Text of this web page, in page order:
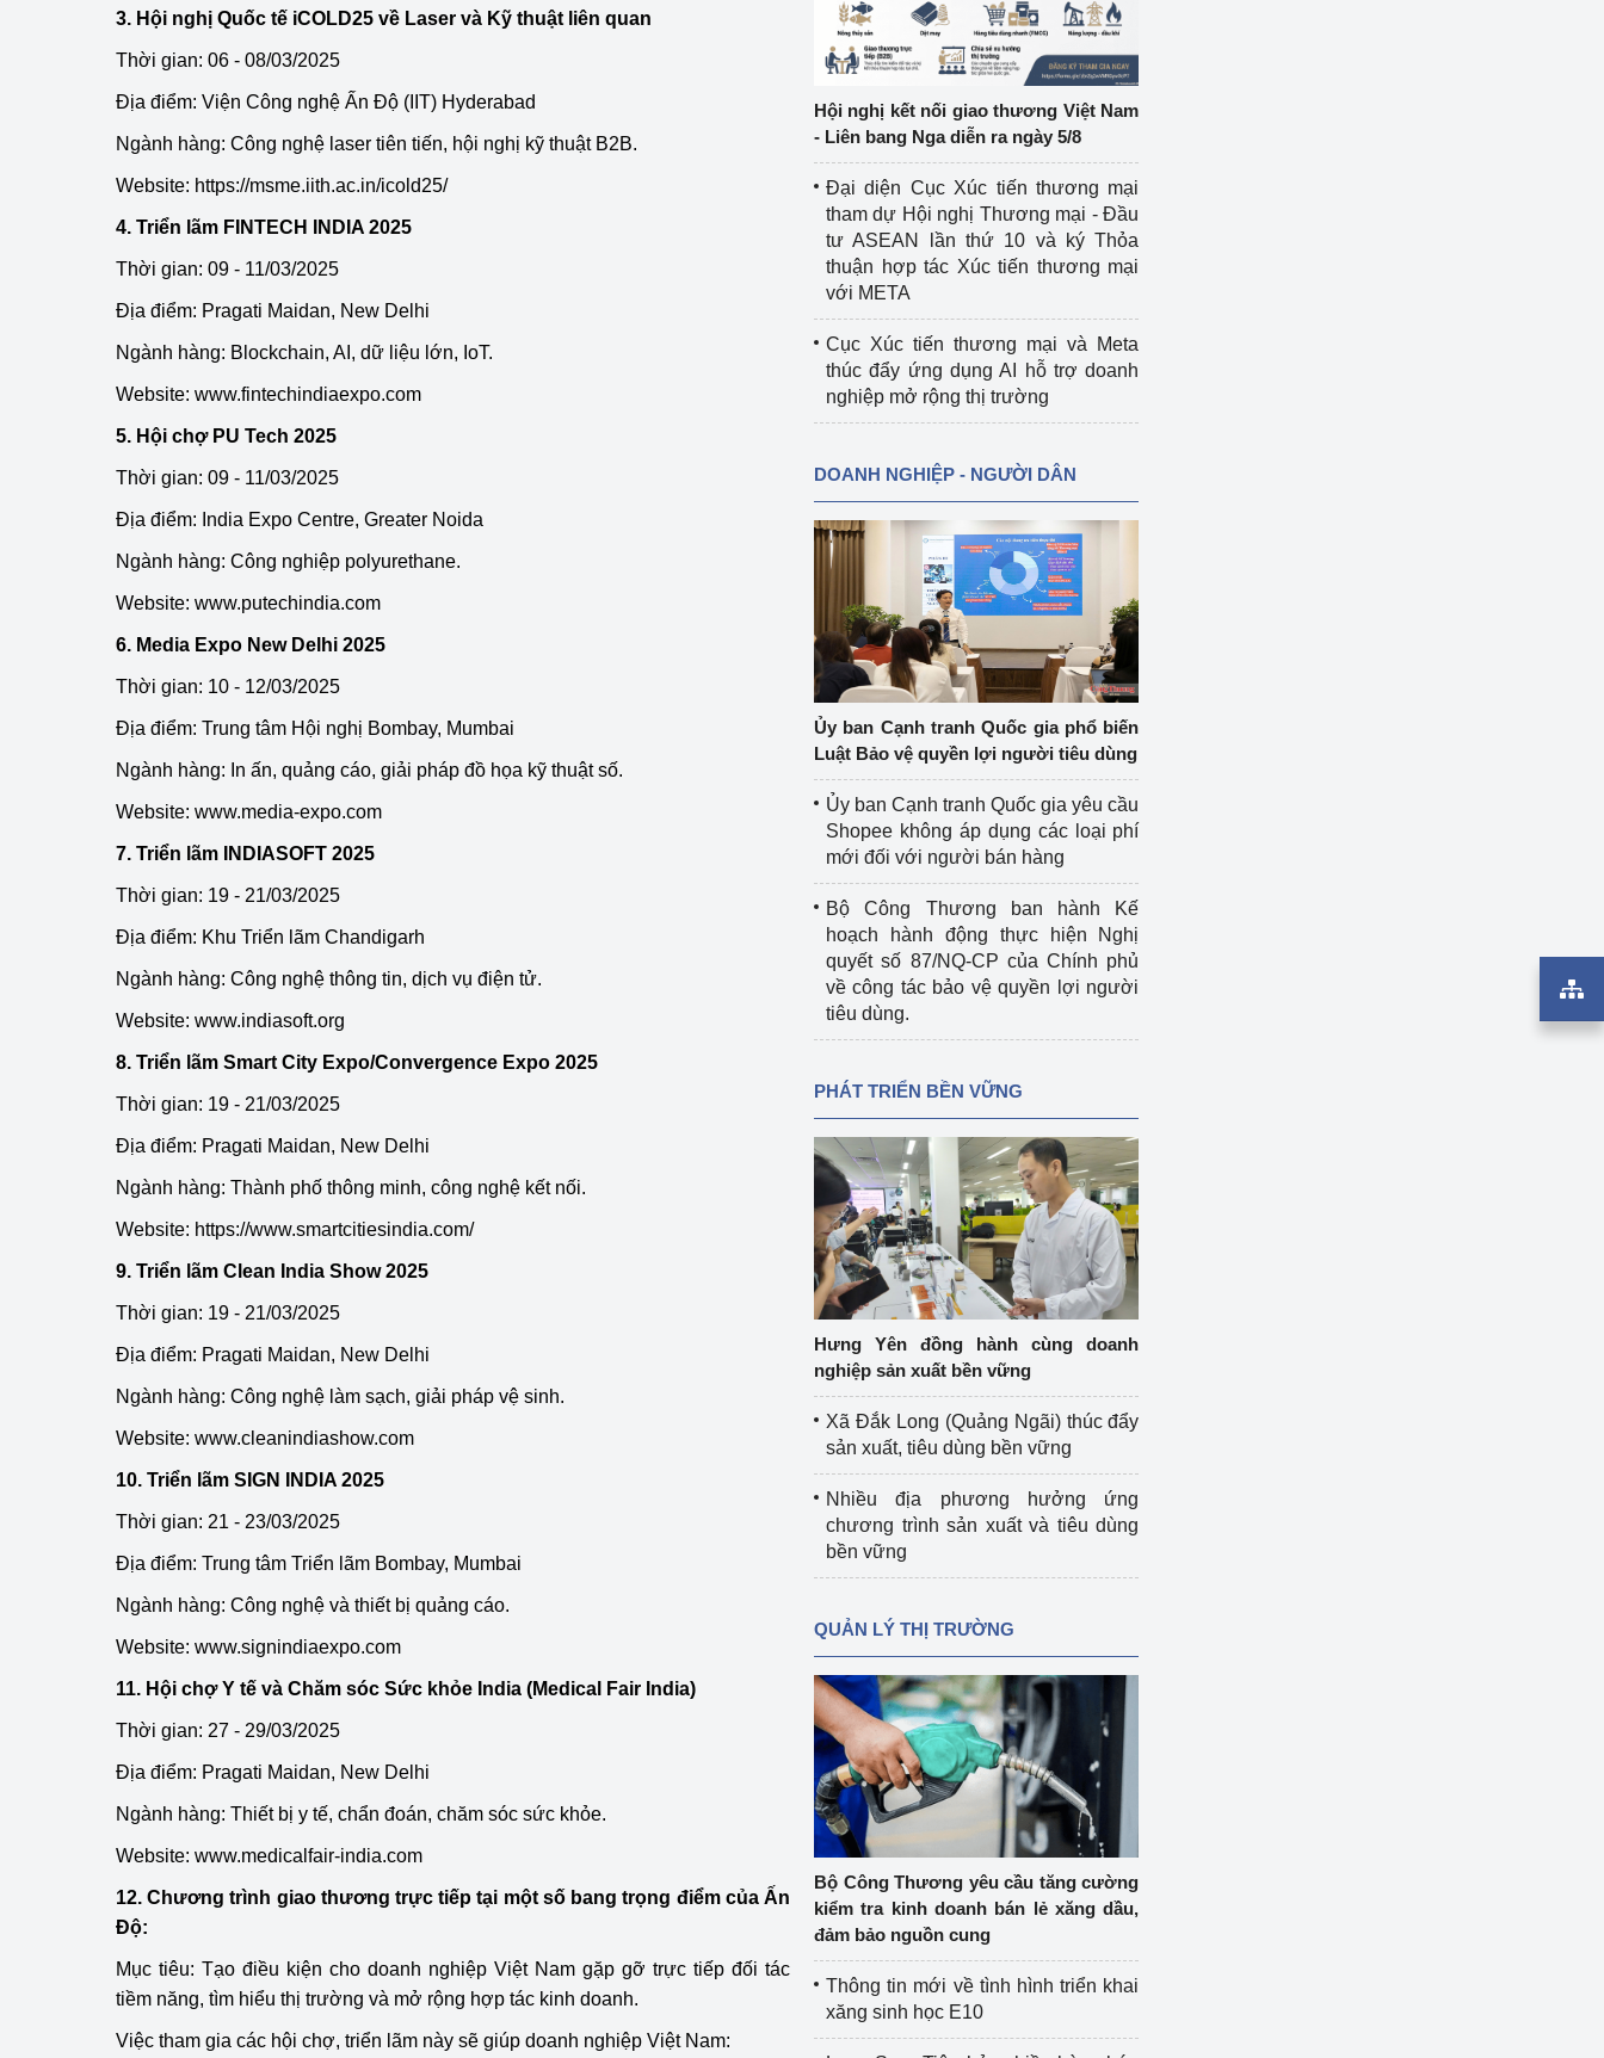
Chính sách
Phát triển năng lượng
3. Hội nghị Quốc tế iCOLD25 về Laser và Kỹ thuật liên quan
Thời gian: 06 - 08/03/2025
Địa điểm: Viện Công nghệ Ấn Độ (IIT) Hyderabad
Ngành hàng: Công nghệ laser tiên tiến, hội nghị kỹ thuật B2B.
Website: https://msme.iith.ac.in/icold25/
4. Triển lãm FINTECH INDIA 2025
Thời gian: 09 - 11/03/2025
Địa điểm: Pragati Maidan, New Delhi
Ngành hàng: Blockchain, AI, dữ liệu lớn, IoT.
Website: www.fintechindiaexpo.com
5. Hội chợ PU Tech 2025
Thời gian: 09 - 11/03/2025
Địa điểm: India Expo Centre, Greater Noida
Ngành hàng: Công nghiệp polyurethane.
Website: www.putechindia.com
6. Media Expo New Delhi 2025
Thời gian: 10 - 12/03/2025
Địa điểm: Trung tâm Hội nghị Bombay, Mumbai
Ngành hàng: In ấn, quảng cáo, giải pháp đồ họa kỹ thuật số.
Website: www.media-expo.com
7. Triển lãm INDIASOFT 2025
Thời gian: 19 - 21/03/2025
Địa điểm: Khu Triển lãm Chandigarh
Ngành hàng: Công nghệ thông tin, dịch vụ điện tử.
Website: www.indiasoft.org
8. Triển lãm Smart City Expo/Convergence Expo 2025
Thời gian: 19 - 21/03/2025
Địa điểm: Pragati Maidan, New Delhi
Ngành hàng: Thành phố thông minh, công nghệ kết nối.
Website: https://www.smartcitiesindia.com/
9. Triển lãm Clean India Show 2025
Thời gian: 19 - 21/03/2025
Địa điểm: Pragati Maidan, New Delhi
Ngành hàng: Công nghệ làm sạch, giải pháp vệ sinh.
Website: www.cleanindiashow.com
10. Triển lãm SIGN INDIA 2025
Thời gian: 21 - 23/03/2025
Địa điểm: Trung tâm Triển lãm Bombay, Mumbai
Ngành hàng: Công nghệ và thiết bị quảng cáo.
Website: www.signindiaexpo.com
11. Hội chợ Y tế và Chăm sóc Sức khỏe India (Medical Fair India)
Thời gian: 27 - 29/03/2025
Địa điểm: Pragati Maidan, New Delhi
Ngành hàng: Thiết bị y tế, chẩn đoán, chăm sóc sức khỏe.
Website: www.medicalfair-india.com
12. Chương trình giao thương trực tiếp tại một số bang trọng điểm của Ấn
Độ:
Mục tiêu: Tạo điều kiện cho doanh nghiệp Việt Nam gặp gỡ trực tiếp đối tác
tiềm năng, tìm hiểu thị trường và mở rộng hợp tác kinh doanh.
Việc tham gia các hội chợ, triển lãm này sẽ giúp doanh nghiệp Việt Nam:
Hội nghị kết nối giao thương Việt Nam
- Liên bang Nga diễn ra ngày 5/8
Đại diện Cục Xúc tiến thương mại
tham dự Hội nghị Thương mại - Đầu
tư ASEAN lần thứ 10 và ký Thỏa
thuận hợp tác Xúc tiến thương mại
với META
Cục Xúc tiến thương mại và Meta
thúc đẩy ứng dụng AI hỗ trợ doanh
nghiệp mở rộng thị trường
DOANH NGHIỆP - NGƯỜI DÂN
Ủy ban Cạnh tranh Quốc gia phổ biến
Luật Bảo vệ quyền lợi người tiêu dùng
Ủy ban Cạnh tranh Quốc gia yêu cầu
Shopee không áp dụng các loại phí
mới đối với người bán hàng
Bộ Công Thương ban hành Kế
hoạch hành động thực hiện Nghị
quyết số 87/NQ-CP của Chính phủ
về công tác bảo vệ quyền lợi người
tiêu dùng.
PHÁT TRIỂN BỀN VỮNG
Hưng Yên đồng hành cùng doanh
nghiệp sản xuất bền vững
Xã Đắk Long (Quảng Ngãi) thúc đẩy
sản xuất, tiêu dùng bền vững
Nhiều địa phương hưởng ứng
chương trình sản xuất và tiêu dùng
bền vững
QUẢN LÝ THỊ TRƯỜNG
Bộ Công Thương yêu cầu tăng cường
kiểm tra kinh doanh bán lẻ xăng dầu,
đảm bảo nguồn cung
Thông tin mới về tình hình triển khai
xăng sinh học E10